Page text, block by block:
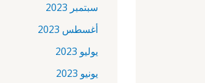
سبتمبر 2023
أغسطس 2023
يوليو 2023
يونيو 2023